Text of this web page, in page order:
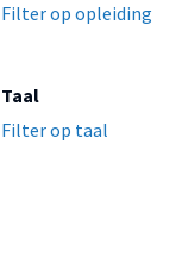
Filter op opleiding
Taal
Filter op taal